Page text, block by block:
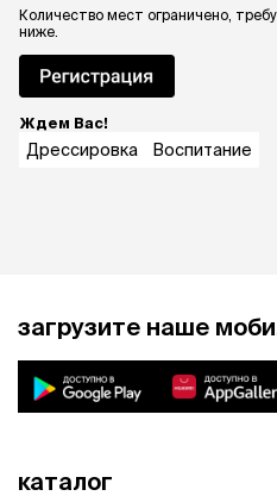
Количество мест ограничено,
ниже.
Ждем Вас!
Дрессировка Воспитание
загрузите наше
каталог